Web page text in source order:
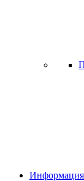
Информация